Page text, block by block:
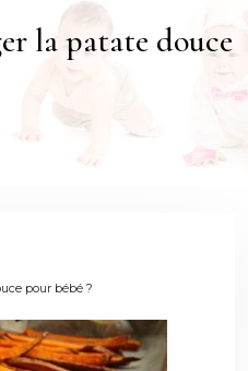
la patate douce
pour bébé ?